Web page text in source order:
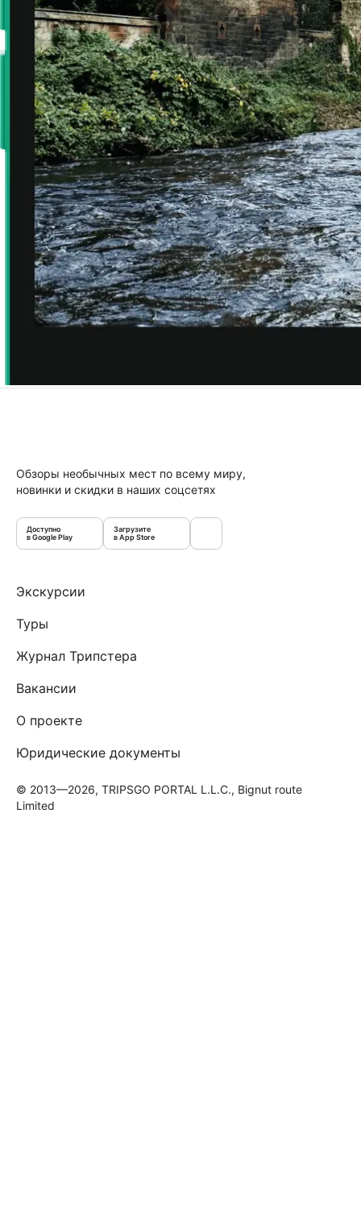
Обзоры необычных мест по всему миру,
новинки и скидки в наших соцсетях
Доступно
в Google Play
Загрузите
в App Store
Экскурсии
Туры
Журнал Трипстера
Вакансии
О проекте
Юридические документы
© 2013—2026, TRIPSGO PORTAL L.L.C., Bignut route
Limited